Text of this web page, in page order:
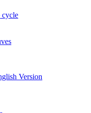
cycle
Version